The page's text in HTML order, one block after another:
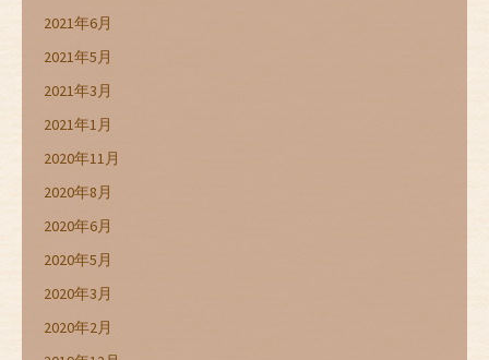
2021年6月
2021年5月
2021年3月
2021年1月
2020年11月
2020年8月
2020年6月
2020年5月
2020年3月
2020年2月